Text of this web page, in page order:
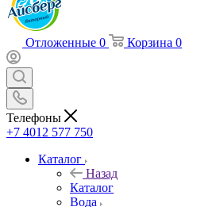
Отложенные 0 Корзина 0
Телефоны
+7 4012 577 750
Каталог
Назад
Каталог
Вода